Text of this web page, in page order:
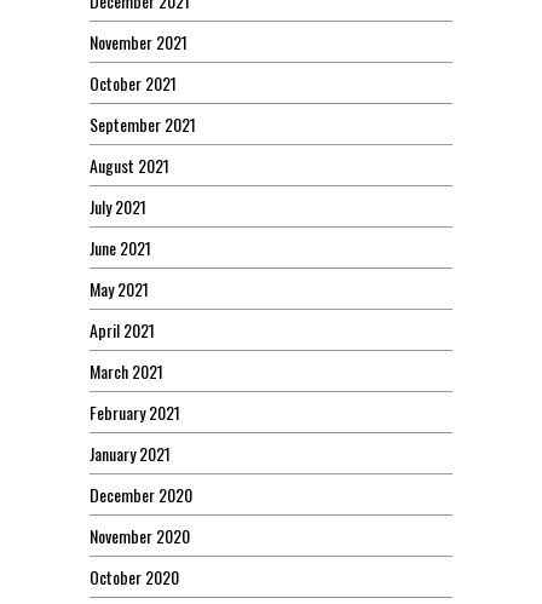
November 2021
October 2021
September 2021
August 2021
July 2021
June 2021
May 2021
April 2021
March 2021
February 2021
January 2021
December 2020
November 2020
October 2020